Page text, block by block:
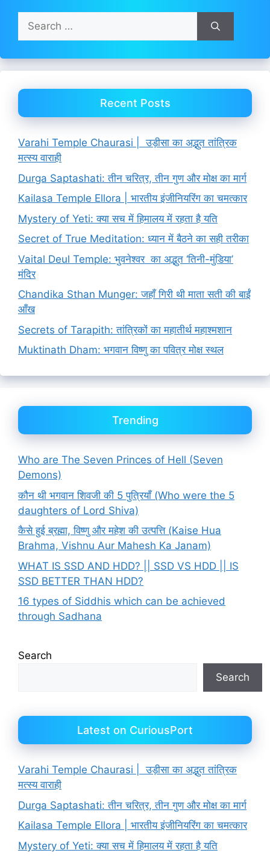
Search
for:
Recent Posts
Varahi Temple Chaurasi | उड़ीसा का अद्भुत तांत्रिक
मत्स्य वाराही
Durga Saptashati: तीन चरित्र, तीन गुण और मोक्ष का मार्ग
Kailasa Temple Ellora | भारतीय इंजीनियरिंग का चमत्कार
Mystery of Yeti: क्या सच में हिमालय में रहता है यति
Secret of True Meditation: ध्यान में बैठने का सही तरीका
Vaital Deul Temple: भुवनेश्वर का अद्भुत ‘तिनी-मुंडिया’
मंदिर
Chandika Sthan Munger: जहाँ गिरी थी माता सती की बाईं
आँख
Secrets of Tarapith: तांत्रिकों का महातीर्थ महाश्मशान
Muktinath Dham: भगवान विष्णु का पवित्र मोक्ष स्थल
Trending
Who are The Seven Princes of Hell (Seven
Demons)
कौन थी भगवान शिवजी की 5 पुत्रियाँ (Who were the 5
daughters of Lord Shiva)
कैसे हुई ब्रह्मा, विष्णु और महेश की उत्पत्ति (Kaise Hua
Brahma, Vishnu Aur Mahesh Ka Janam)
WHAT IS SSD AND HDD? || SSD VS HDD || IS
SSD BETTER THAN HDD?
16 types of Siddhis which can be achieved
through Sadhana
Search
Search
Latest on CuriousPort
Varahi Temple Chaurasi | उड़ीसा का अद्भुत तांत्रिक
मत्स्य वाराही
Durga Saptashati: तीन चरित्र, तीन गुण और मोक्ष का मार्ग
Kailasa Temple Ellora | भारतीय इंजीनियरिंग का चमत्कार
Mystery of Yeti: क्या सच में हिमालय में रहता है यति